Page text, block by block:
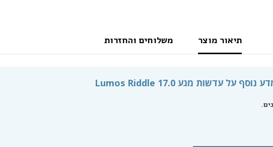
תיאור מוצר משלוחים והחזרות
מדע נוסף על עדשות מגע Lumos Riddle 17.0